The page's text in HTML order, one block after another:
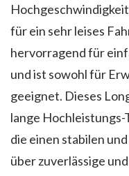
für ein sehr leises
hervorragend für
und ist sowohl für
geeignet. Dieses
lange Hochleistungs-
die einen stabilen
über zuverlässige